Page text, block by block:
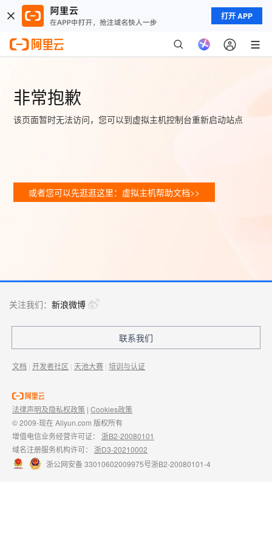
打开 APP
非常抱歉
该页面暂时无法访问，您可以到虚拟主机控制台重新启动站点
或者您可以先逛逛这里：虚拟主机帮助文档>>